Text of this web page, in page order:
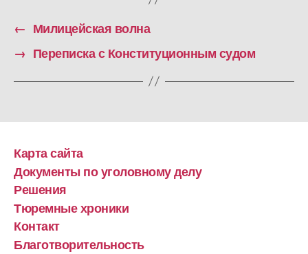
← Милицейская волна
→ Переписка с Конституционным судом
Карта сайта
Документы по уголовному делу
Решения
Тюремные хроники
Контакт
Благотворительность